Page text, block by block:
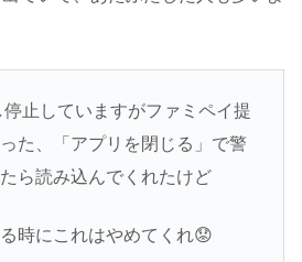
止していますがファミペイ提
た、「アプリを閉じる」で警
ら読み込んでくれたけど
時にこれはやめてくれ😟